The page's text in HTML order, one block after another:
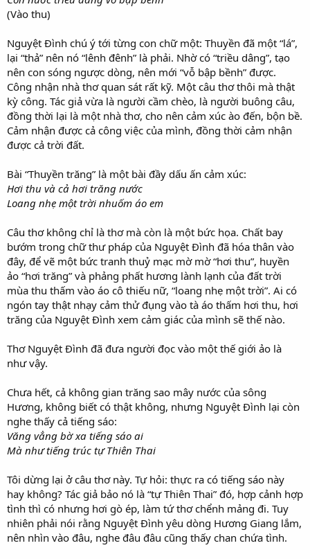
(Vào thu)
Nguyệt Đình chú ý tới từng con chữ một: Thuyền đã một “lá”,
lại “thả” nên nó “lênh đênh” là phải. Nhờ có “triều dâng”, tạo
nên con sóng ngược dòng, nên mới “vỗ bập bềnh” được.
Công nhận nhà thơ quan sát rất kỹ. Một câu thơ thôi mà thật
kỳ công. Tác giả vừa là người cầm chèo, là người buông câu,
đồng thời lại là một nhà thơ, cho nên cảm xúc ào đến, bộn bề.
Cảm nhận được cả công việc của mình, đồng thời cảm nhận
được cả trời đất.
Bài “Thuyền trăng” là một bài đầy dấu ấn cảm xúc:
Hơi thu và cả hơi trăng nước
Loang nhẹ một trời nhuốm áo em
Câu thơ không chỉ là thơ mà còn là một bức họa. Chất bay
bướm trong chữ thư pháp của Nguyệt Đình đã hóa thân vào
đây, để vẽ một bức tranh thuỷ mạc mờ mờ “hơi thu”, huyền
ảo “hơi trăng” và phảng phất hương lành lạnh của đất trời
mùa thu thấm vào áo cô thiếu nữ, “loang nhẹ một trời”. Ai có
ngón tay thật nhạy cảm thử đụng vào tà áo thấm hơi thu, hơi
trăng của Nguyệt Đình xem cảm giác của mình sẽ thế nào.
Thơ Nguyệt Đình đã đưa người đọc vào một thế giới ảo là
như vậy.
Chưa hết, cả không gian trăng sao mây nước của sông
Hương, không biết có thật không, nhưng Nguyệt Đình lại còn
nghe thấy cả tiếng sáo:
Văng vẳng bờ xa tiếng sáo ai
Mà như tiếng trúc tự Thiên Thai
Tôi dừng lại ở câu thơ này. Tự hỏi: thực ra có tiếng sáo này
hay không? Tác giả bảo nó là “tự Thiên Thai” đó, hợp cảnh hợp
tình thì có nhưng hơi gò ép, làm tứ thơ chểnh mảng đi. Tuy
nhiên phải nói rằng Nguyệt Đình yêu dòng Hương Giang lắm,
nên nhìn vào đâu, nghe đâu đâu cũng thấy chan chứa tình.